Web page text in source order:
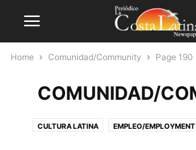
Home Comunidad/Community Page 190
COMUNIDAD/
CULTURA LATINA EMPLEO/EMPLOYMENT